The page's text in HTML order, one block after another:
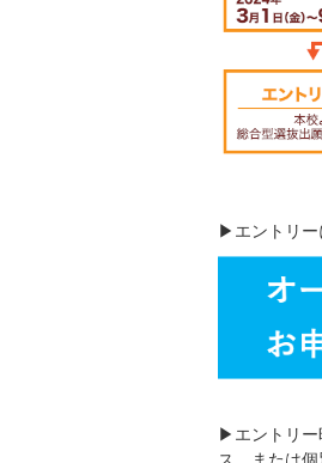
▶エントリー
▶エントリー